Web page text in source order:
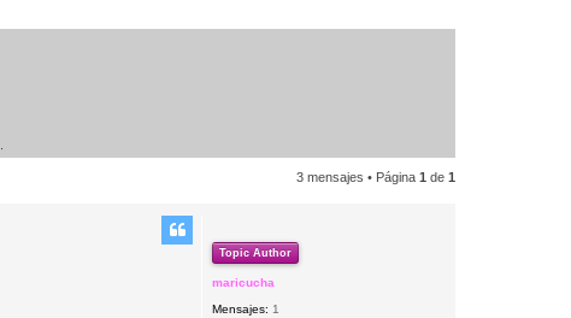
3 mensajes • Página 1 de 1
Topic Author
maricucha
Mensajes: 1